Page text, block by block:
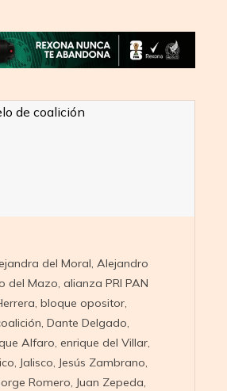
del Moral, Alejandro
del Mazo, alianza PRI PAN
, bloque opositor,
, Dante Delgado,
Alfaro, enrique del Villar,
, Jalisco, Jesús Zambrano,
Romero, Juan Zepeda,